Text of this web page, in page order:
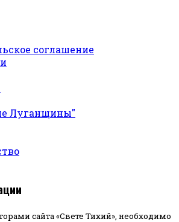
соглашение
Луганщины"
сайта «Свете Тихий», необходимо